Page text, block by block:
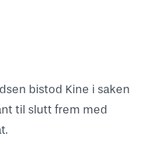
bistod Kine i saken
til slutt frem med